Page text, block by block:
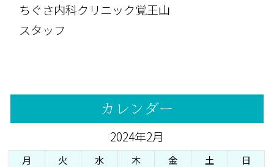
ちぐさ内科クリニック覚王山
スタッフ
カレンダー
2024年2月
月 火 水 木 金 土 日